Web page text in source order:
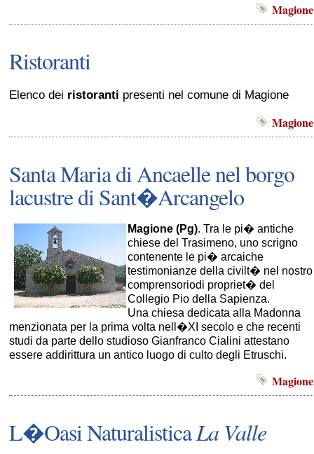
Magione
Ristoranti
Elenco dei ristoranti presenti nel comune di Magione
Magione
Santa Maria di Ancaelle nel borgo
lacustre di Sant�Arcangelo
Magione (Pg). Tra le pi� antiche
chiese del Trasimeno, uno scrigno
contenente le pi� arcaiche
testimonianze della civilt� nel nostro
comprensoriodi propriet� del
Collegio Pio della Sapienza.
Una chiesa dedicata alla Madonna
menzionata per la prima volta nell�XI secolo e che recenti
studi da parte dello studioso Gianfranco Cialini attestano
essere addirittura un antico luogo di culto degli Etruschi.
Magione
L�Oasi NaturalisticaLa Valle